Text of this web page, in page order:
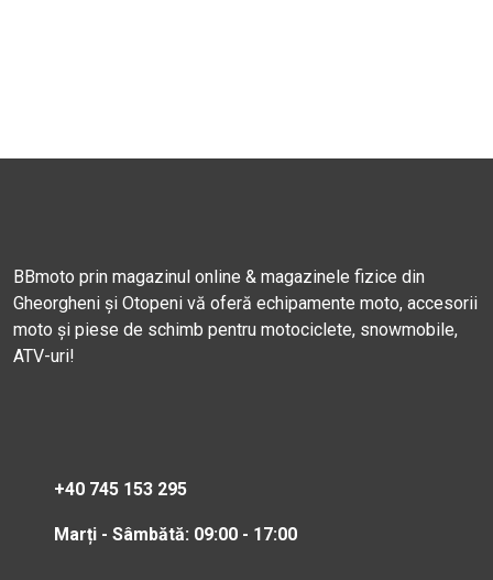
BBmoto prin magazinul online & magazinele fizice din
Gheorgheni și Otopeni vă oferă echipamente moto, accesorii
moto și piese de schimb pentru motociclete, snowmobile,
ATV-uri!
+40 745 153 295
Marți - Sâmbătă: 09:00 - 17:00